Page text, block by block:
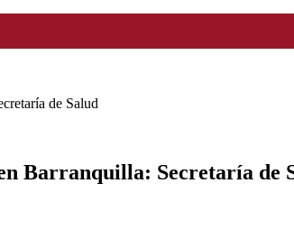
de Salud
Barranquilla: Secretaría de